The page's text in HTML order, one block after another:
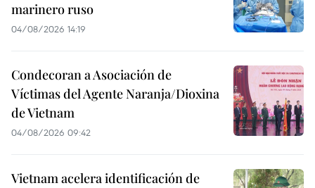
marinero ruso
04/08/2026 14:19
Condecoran a Asociación de
Víctimas del Agente Naranja/Dioxina
de Vietnam
04/08/2026 09:42
Vietnam acelera identificación de